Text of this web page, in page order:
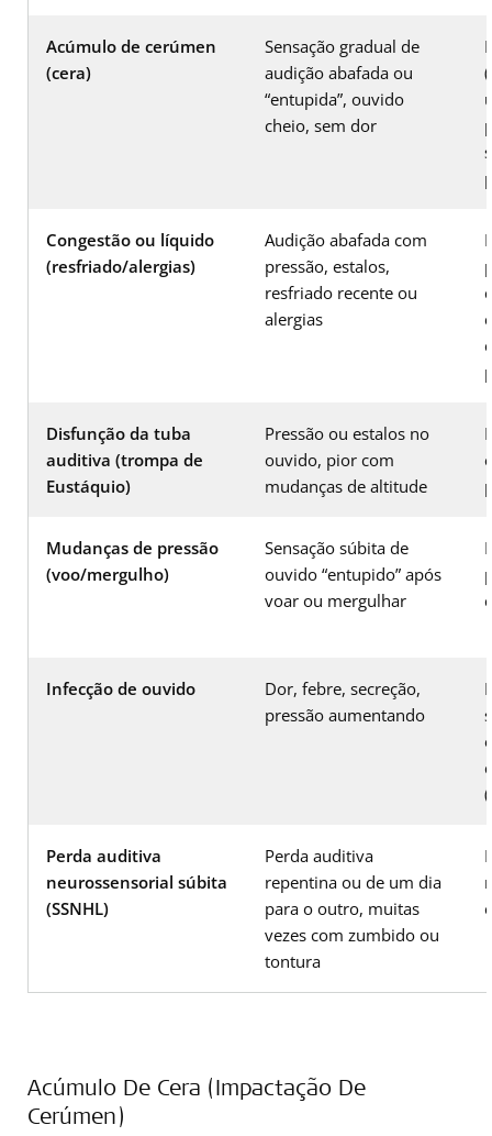
Acúmulo de cerúmen
(cera)
Sensação gradual de
audição abafada ou
“entupida”, ouvido
cheio, sem dor
Congestão ou líquido
(resfriado/alergias)
Audição abafada com
pressão, estalos,
resfriado recente ou
alergias
Disfunção da tuba
auditiva (trompa de
Eustáquio)
Pressão ou estalos no
ouvido, pior com
mudanças de altitude
Mudanças de pressão
(voo/mergulho)
Sensação súbita de
ouvido “entupido” após
voar ou mergulhar
Infecção de ouvido
Dor, febre, secreção,
pressão aumentando
Perda auditiva
neurossensorial súbita
(SSNHL)
Perda auditiva
repentina ou de um dia
para o outro, muitas
vezes com zumbido ou
tontura
Acúmulo De Cera (Impactação De
Cerúmen)